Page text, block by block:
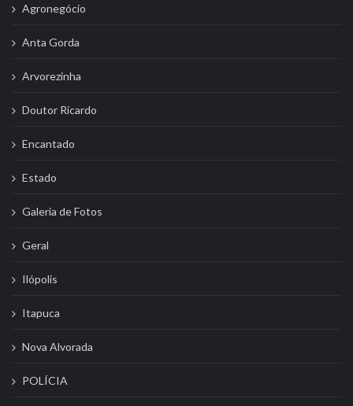
Agronegócio
Anta Gorda
Arvorezinha
Doutor Ricardo
Encantado
Estado
Galeria de Fotos
Geral
Ilópolis
Itapuca
Nova Alvorada
POLÍCIA